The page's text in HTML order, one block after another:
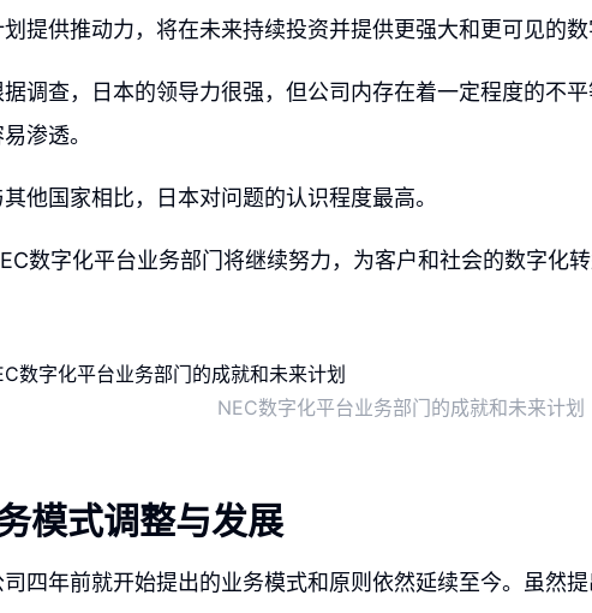
划提供推动力，将在未来持续投资并提供更强大和更可见的数
据调查，日本的领导力很强，但公司内存在着一定程度的不
渗透。
其他国家相比，日本对问题的认识程度最高。
数字化平台业务部门将继续努力，为客户和社会的数字化转
NEC数字化平台业务部门的成就和未来计划
模式调整与发展
司四年前就开始提出的业务模式和原则依然延续至今。虽然